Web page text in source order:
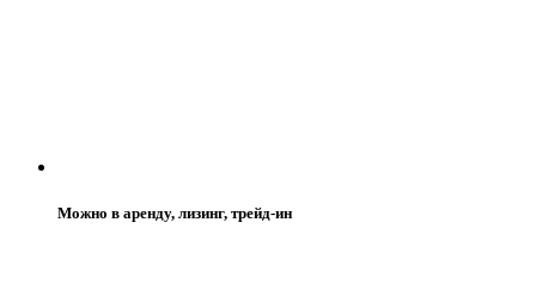
Можно в аренду, лизинг, трейд-ин